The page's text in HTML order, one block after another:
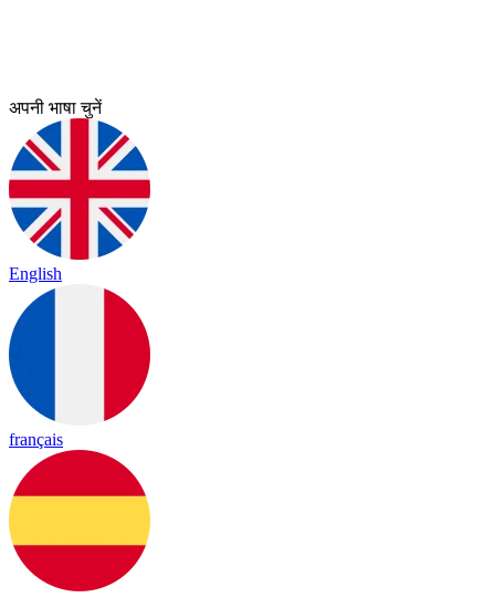
अपनी भाषा चुनें
English
français